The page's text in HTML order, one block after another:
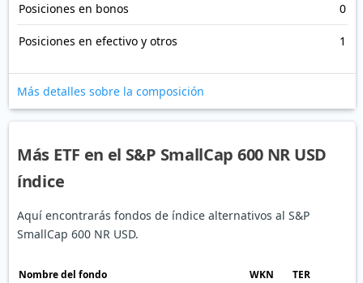
Posiciones en bonos 0
Posiciones en efectivo y otros 1
Más detalles sobre la composición
Más ETF en el S&P SmallCap 600 NR USD
índice
Aquí encontrarás fondos de índice alternativos al S&P
SmallCap 600 NR USD.
Nombre del fondo WKN TER